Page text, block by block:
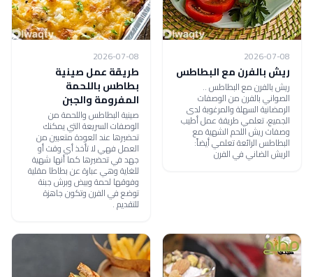
2026-07-08
ريش بالفرن مع البطاطس
ريش بالفرن مع البطاطس ..
الصواني بالفرن من الوصفات
الرمضانية السهلة والمرغوبة لدى
الجميع، تعلمي طريقة عمل أطيب
وصفات ريش اللحم الشهية مع
البطاطس الرائعة تعلمي أيضاً:
الريش الضاني في الفرن
2026-07-08
طريقة عمل صينية
بطاطس باللحمة
المفرومة والجبن
صينية البطاطس واللحمة من
الوصفات السريعة التي يمكنك
تحضيرها عند العودة متعبين من
العمل فهي لا تأخذ أي وقت أو
جهد في تحضيرها كما أنها شهية
للغاية وهي عبارة عن بطاطا مقلية
وفوقها لحمة وبيض وبرش جبنة
توضع في الفرن وتكون جاهزة
للتقديم .